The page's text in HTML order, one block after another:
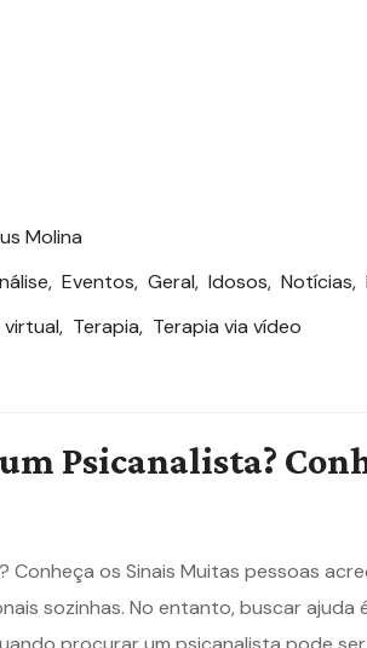
Molina
, Eventos, Geral, Idosos, Notícias,
, Terapia, Terapia via vídeo
Psicanalista?
Conheça os Sinais Muitas pessoas
sozinhas. No entanto, buscar ajuda